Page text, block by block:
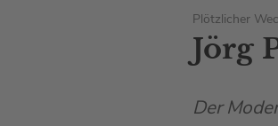
Plötzlicher
Jörg
Der